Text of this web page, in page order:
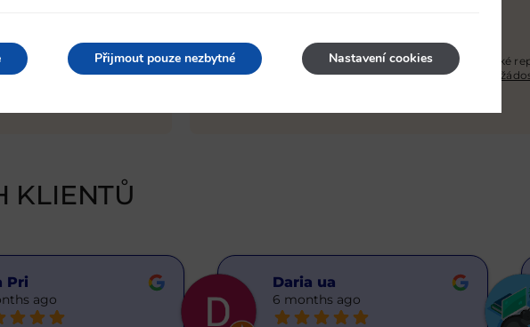
999
salonu na adrese
telefonicky na čísle
S DealFin můžete výhodně směňovat měny v České
CZK-GBP
, CZK-PLN a další měnové páry. Podejte
KLIENTŮ
Pri
ago
Daria ua
6 months ago
Přijmout pouze nezbytné Nastavení cookies